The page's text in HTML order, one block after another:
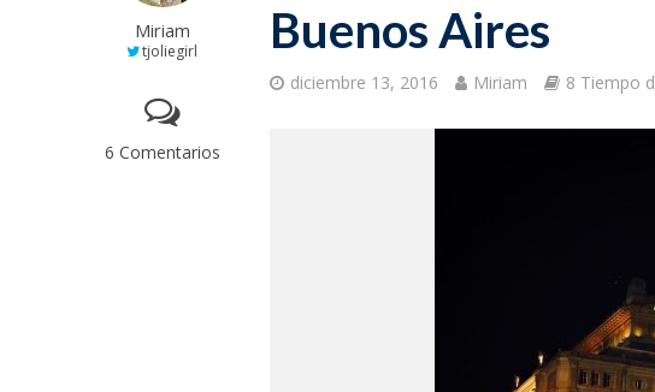
Miriam
tjoliegirl
6 Comentarios
Buenos Aires
diciembre 13, 2016 Miriam 8 Tiempo